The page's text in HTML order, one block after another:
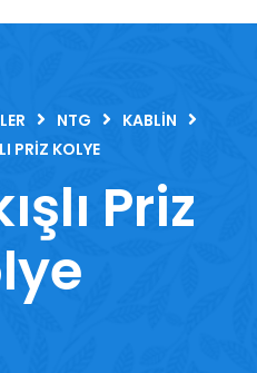
NTG
KABLIN
PRIZ KOLYE
Priz